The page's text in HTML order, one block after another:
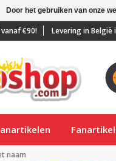
€90! Levering in België
naam
Door het gebruiken van onze